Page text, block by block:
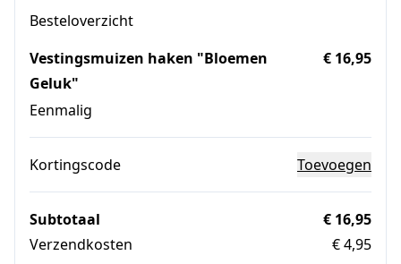
Besteloverzicht
Vestingsmuizen haken "Bloemen
Geluk"
Eenmalig
€ 16,95
Kortingscode Toevoegen
Subtotaal
€ 16,95
Verzendkosten
€ 4,95